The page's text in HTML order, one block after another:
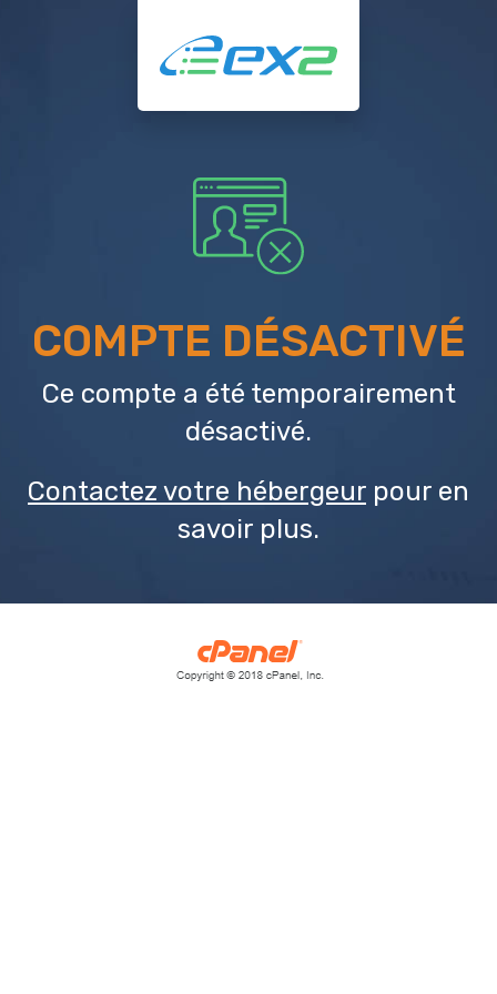
COMPTE DÉSACTIVÉ
Ce compte a été temporairement
désactivé.
Contactez votre hébergeur pour en
savoir plus.